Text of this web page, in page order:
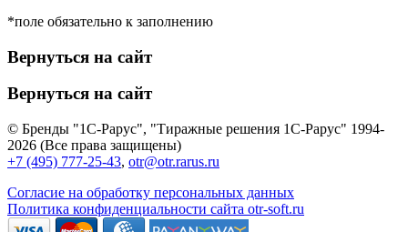
*поле обязательно к заполнению
Вернуться на сайт
Вернуться на сайт
© Бренды "1С-Рарус", "Тиражные решения 1С-Рарус" 1994-
2026 (Все права защищены)
+7 (495) 777-25-43, otr@otr.rarus.ru
Согласие на обработку персональных данных
Политика конфиденциальности сайта otr-soft.ru